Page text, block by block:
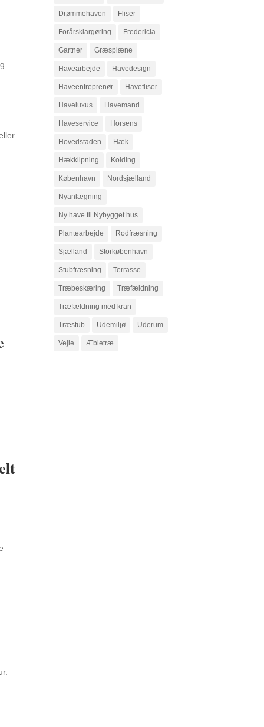
Drømmehaven Fliser
Forårsklargøring Fredericia
Gartner Græsplæne
Havearbejde Havedesign
Haveentreprenør Havefliser
Haveluxus Havemand
Haveservice Horsens
Hovedstaden Hæk
Hækklipning Kolding
København Nordsjælland
Nyanlægning
Ny have til Nybygget hus
Plantearbejde Rodfræsning
Sjælland Storkøbenhavn
Stubfræsning Terrasse
Træbeskæring Træfældning
Træfældning med kran
Træstub Udemiljø Uderum
Vejle Æbletræ